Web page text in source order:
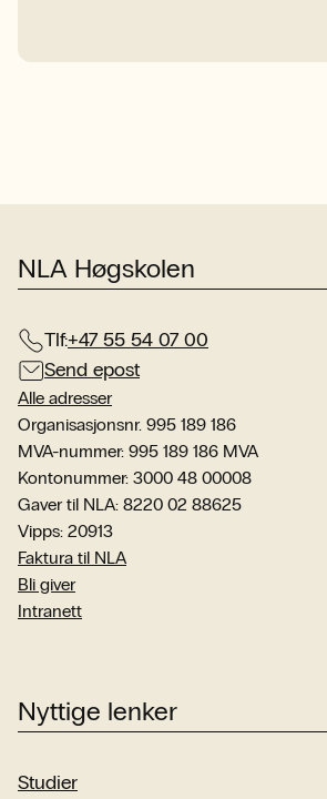
NLA Høgskolen
Tlf:+47 55 54 07 00
Send epost
Alle adresser
Organisasjonsnr. 995 189 186
MVA-nummer: 995 189 186 MVA
Kontonummer: 3000 48 00008
Gaver til NLA: 8220 02 88625
Vipps: 20913
Faktura til NLA
Bli giver
Intranett
Nyttige lenker
Studier